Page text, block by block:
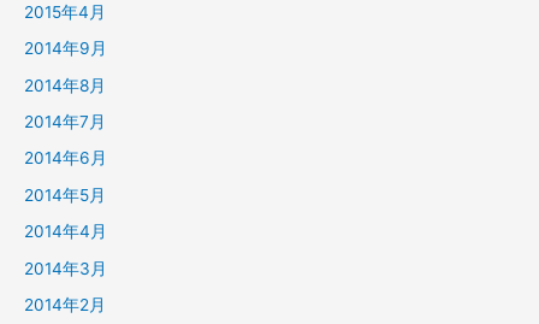
2015年4月
2014年9月
2014年8月
2014年7月
2014年6月
2014年5月
2014年4月
2014年3月
2014年2月